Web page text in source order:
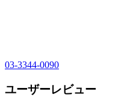
03-3344-0090
ユーザーレビュー